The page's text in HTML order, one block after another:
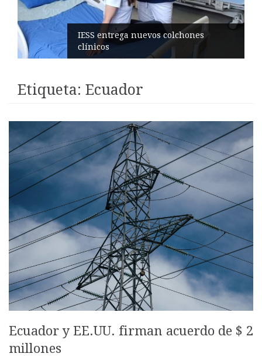
Candidatas nacionales visitan la
ciudad
Etiqueta: Ecuador
Ecuador y EE.UU. firman acuerdo de $ 2
millones